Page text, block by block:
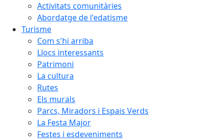
Activitats comunitàries
Abordatge de l'edatisme
Turisme
Com s'hi arriba
Llocs interessants
Patrimoni
La cultura
Rutes
Els murals
Parcs, Miradors i Espais Verds
La Festa Major
Festes i esdeveniments